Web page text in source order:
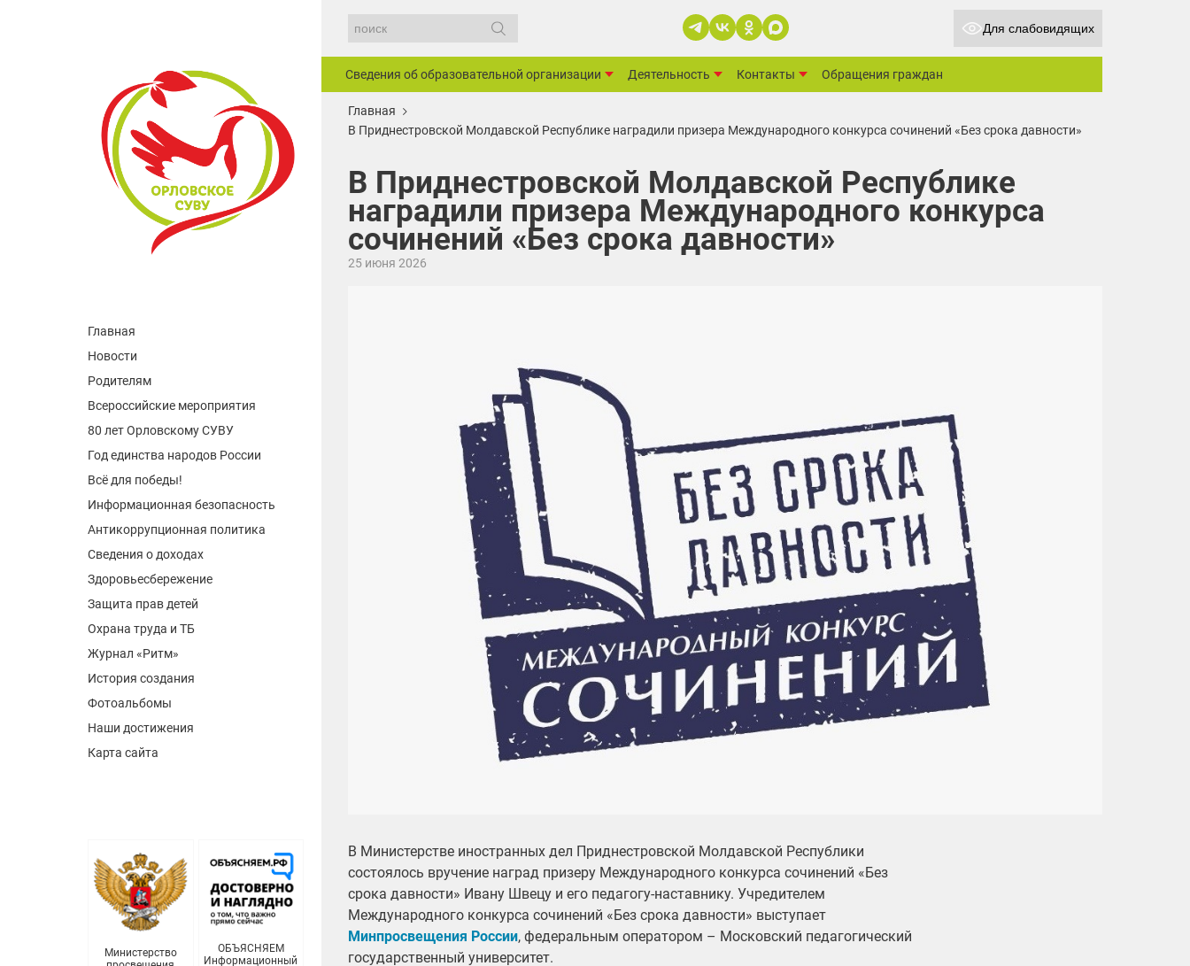
Главная
Новости
Родителям
Всероссийские мероприятия
80 лет Орловскому СУВУ
Год единства народов России
Всё для победы!
Информационная безопасность
Антикоррупционная политика
Сведения о доходах
Здоровьесбережение
Защита прав детей
Охрана труда и ТБ
Журнал «Ритм»
История создания
Фотоальбомы
Наши достижения
Карта сайта
Министерство
ОБЪЯСНЯЕМ
Информационный
Для слабовидящих
Сведения об образовательной организации Деятельность Контакты Обращения граждан
Главная
В Приднестровской Молдавской Республике наградили призера Международного конкурса сочинений «Без срока давности»
В Приднестровской Молдавской Республике
наградили призера Международного конкурса
сочинений «Без срока давности»
25 июня 2026
В Министерстве иностранных дел Приднестровской Молдавской Республики
состоялось вручение наград призеру Международного конкурса сочинений «Без
срока давности» Ивану Швецу и его педагогу-наставнику. Учредителем
Международного конкурса сочинений «Без срока давности» выступает
Минпросвещения России, федеральным оператором – Московский педагогический
государственный университет.